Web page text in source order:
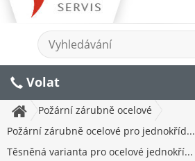
Volat
Požární zárubně ocelové
Požární zárubně ocelové pro jednokříd...
Těsněná varianta pro ocelové jednokří...